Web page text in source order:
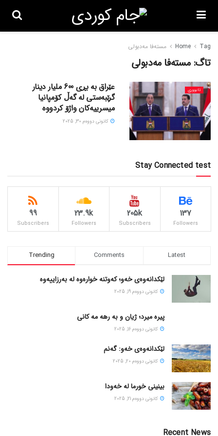
Home Tag مستەفا مەدبولی
تاگ: مستەفا مەدبولی
ئابووری
عێراق بە بڕی 600 ملیار دینار
گرێبەستی لە گەڵ کۆمپانیا
میسرییەکان واژۆ کردووە
كانونی دووه‌م 30, 2025
Stay Connected test
137
Followers
205k
Subscribers
23.9k
Followers
99
Subscribers
Trending Comments Latest
لێکدانەوەی خەو؛ کەوتنە خوارەوە لە بەرزاییەوە
كانونی دووه‌م 19, 2025
پیره میرد؛ ژیان و به رهه مه کانی
كانونی دووه‌م 16, 2025
لێکدانەوەی خەو: گەنم
كانونی دووه‌م 20, 2025
بینینی خورما لە خەودا
كانونی دووه‌م 21, 2025
Recent News